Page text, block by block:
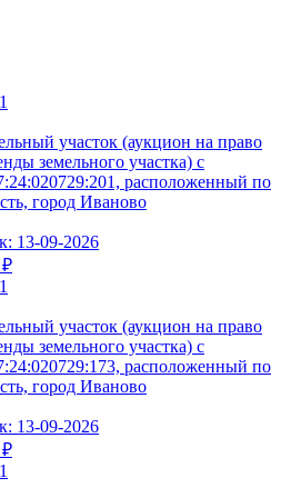
127-ФЗ, 229-ФЗ, коммерческая
всех требуемых документов;
сведений в формах;
всех необходимых документов;
заявки квалификационным и
с момента обращения.
229-ФЗ, коммерческая
участок (аукцион на право
земельного участка) с
расположенный по
город Иваново
13-09-2026
₽
участок (аукцион на право
земельного участка) с
расположенный по
город Иваново
13-09-2026
₽